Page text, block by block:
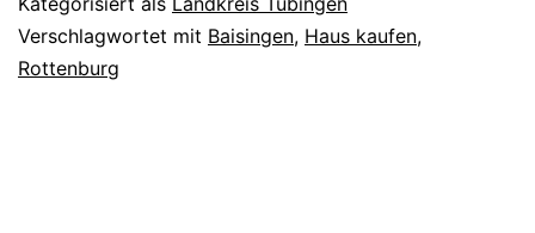
Verschlagwortet mit Baisingen, Haus kaufen,
Rottenburg